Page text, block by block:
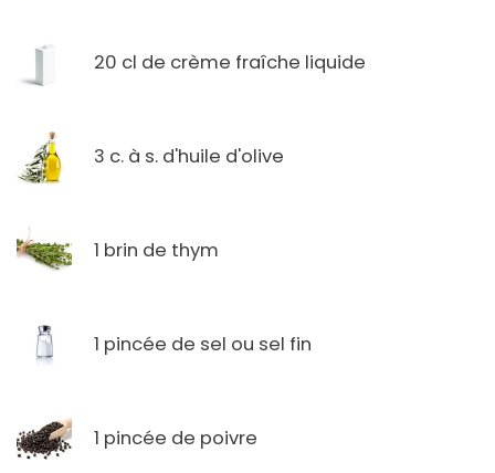
20 cl de crème fraîche liquide
3 c. à s. d'huile d'olive
1 brin de thym
1 pincée de sel ou sel fin
1 pincée de poivre